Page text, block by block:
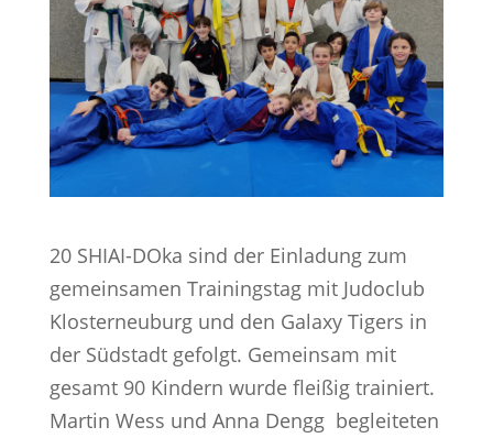
20 SHIAI-DOka sind der Einladung zum
gemeinsamen Trainingstag mit Judoclub
Klosterneuburg und den Galaxy Tigers in
der Südstadt gefolgt. Gemeinsam mit
gesamt 90 Kindern wurde fleißig trainiert.
Martin Wess und Anna Dengg begleiteten